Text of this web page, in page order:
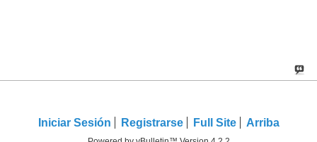
Iniciar Sesión Registrarse Full Site Arriba